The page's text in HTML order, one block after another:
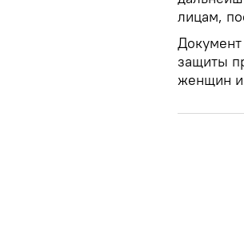
лицам,
защиты
женщин и